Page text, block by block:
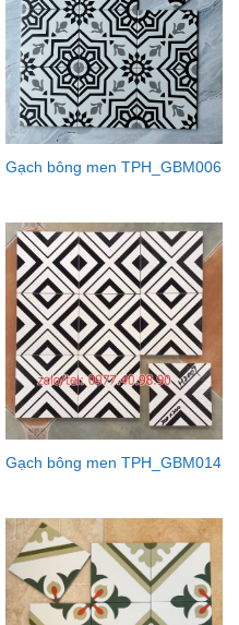
Gạch bông men TPH_GBM006
Gạch bông men TPH_GBM014